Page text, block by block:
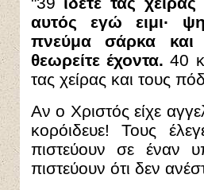
αυτός εγώ ειμι·
πνεύμα σάρκα και
θεωρείτε έχοντα. 40
τας χείρας και τους
Αν ο Χριστός είχε
κορόιδευε! Τους
πιστεύουν σε έναν
πιστεύουν ότι δεν